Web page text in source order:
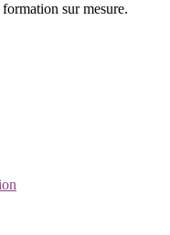
sur mesure.